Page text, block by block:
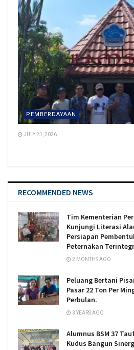
PEMBERDAYAAN
JULY 21, 2026
RECOMMENDED NEWS
Tim Kementerian
Kunjungi Literasi
Persiapan
Peternakan
2 MONTHS AGO
Peluang Bertani
Pasar 22 Ton Per
Perbulan.
3 YEARS AGO
Alumnus BSM 37
Kudus Bangun